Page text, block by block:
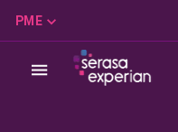
PME